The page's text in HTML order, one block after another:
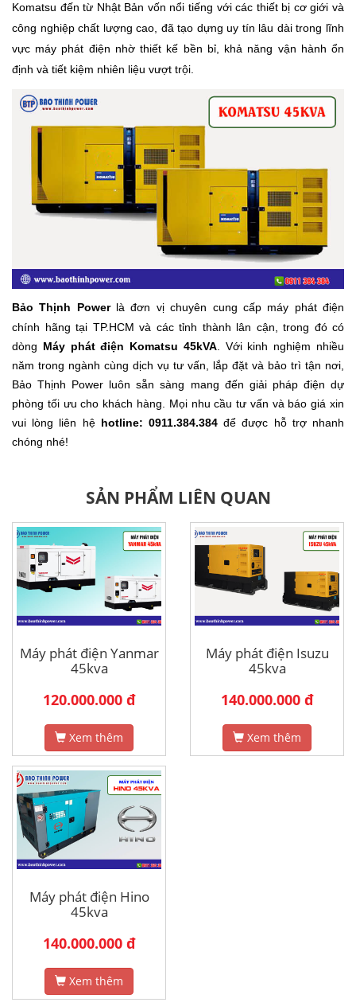
Komatsu đến từ Nhật Bản vốn nổi tiếng với các thiết bị cơ giới và
công nghiệp chất lượng cao, đã tạo dựng uy tín lâu dài trong lĩnh
vực máy phát điện nhờ thiết kế bền bỉ, khả năng vận hành ổn
định và tiết kiệm nhiên liệu vượt trội.
Bảo Thịnh Powerlà đơn vị chuyên cung cấp máy phát điện
chính hãng tại TP.HCM và các tỉnh thành lân cận, trong đó có
dòng Máy phát điện Komatsu 45kVA. Với kinh nghiệm nhiều
năm trong ngành cùng dịch vụ tư vấn, lắp đặt và bảo trì tận nơi,
Bảo Thịnh Power luôn sẵn sàng mang đến giải pháp điện dự
phòng tối ưu cho khách hàng. Mọi nhu cầu tư vấn và báo giá xin
vui lòng liên hệ hotline: 0911.384.384 để được hỗ trợ nhanh
chóng nhé!
SẢN PHẨM LIÊN QUAN
Máy phát điện Yanmar
45kva
120.000.000 đ
Xem thêm
Máy phát điện Isuzu
45kva
140.000.000 đ
Xem thêm
Máy phát điện Hino
45kva
140.000.000 đ
Xem thêm